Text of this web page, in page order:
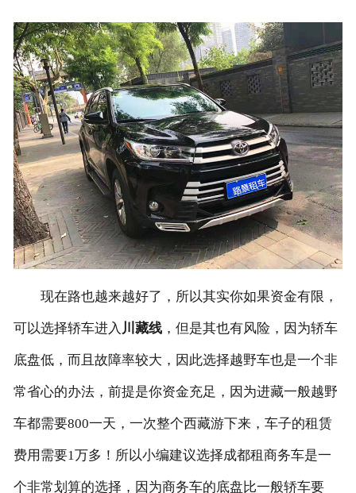
现在路也越来越好了，所以其实你如果资金有限，
可以选择轿车进入 川藏线，但是其也有风险，因为轿车
底盘低，而且故障率较大，因此选择越野车也是一个非
常省心的办法，前提是你资金充足，因为进藏一般越野
车都需要800一天，一次整个西藏游下来，车子的租赁
费用需要1万多！所以小编建议选择成都租商务车是一
个非常划算的选择，因为商务车的底盘比一般轿车要